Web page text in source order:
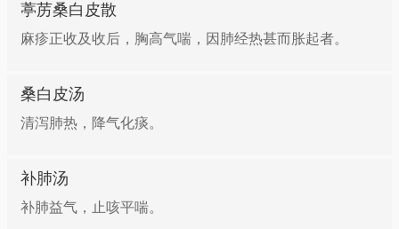
葶苈桑白皮散
麻疹正收及收后，胸高气喘，因肺经热甚而胀起者。
桑白皮汤
清泻肺热，降气化痰。
补肺汤
补肺益气，止咳平喘。